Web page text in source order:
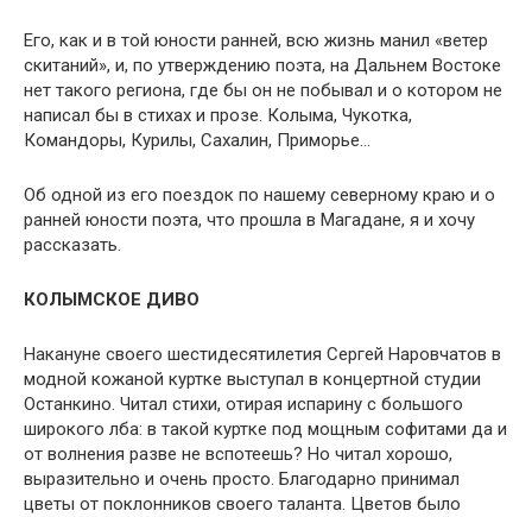
Его, как и в той юности ранней, всю жизнь манил «ветер
скитаний», и, по утверждению поэта, на Дальнем Востоке
нет такого региона, где бы он не побывал и о котором не
написал бы в стихах и прозе. Колыма, Чукот­ка,
Командоры, Курилы, Сахалин, Приморье…
Об одной из его поездок по нашему северному краю и о
ранней юности поэта, что прошла в Магадане, я и хочу
рассказать.
КОЛЫМСКОЕ ДИВО
Накануне своего шестидесятилетия Сергей Наровчатов в
модной кожаной куртке выступал в концертной студии
Останкино. Читал стихи, отирая испарину с большого
широкого лба: в такой куртке под мощным софитами да и
от волнения разве не вспотеешь? Но читал хорошо,
выразительно и очень просто. Благодарно принимал
цветы от поклонников своего таланта. Цветов было